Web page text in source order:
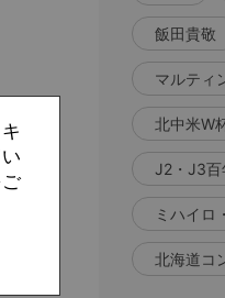
でほ
飯田貴敬
マルティ
北中米W
J2・J3百
ミハイロ
北海道コ